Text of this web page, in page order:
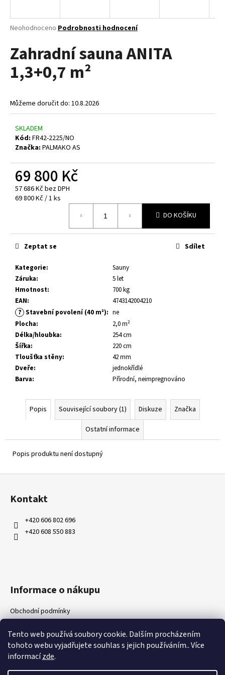
Tento web používá soubory cookie. Dalším procházením
tohoto webu vyjadřujete souhlas s jejich používáním.. Více
informacízde.
Průměrné
produktu
je
0,0
z
Neohodnoceno Podrobnosti hodnocení
Zahradní sauna ANITA
1,3+0,7 m²
Můžeme doručit do: 10.8.2026
SKLADEM
Kód: FR42-2225/NO
Značka: PALMAKO AS
69 800 Kč
57 686 Kč bez DPH
Měrná
69 800 Kč / 1 ks
DO KOŠÍKU
Kategorie:
Sauny
Záruka:
5 let
Hmotnost:
700 kg
EAN: 4743142004210
? Stavební povolení (40 m²): ne
Plocha:
2,0 m²
Délka/hloubka:
254 cm
Šířka:
220 cm
Tloušťka stěny:
42 mm
Dveře:
jednokřídlé
Barva: Přírodní, neimpregnováno
Zeptat se Sdílet
Popis Související soubory (1) Diskuze
Značka
Ostatní informace
Popis produktu není dostupný
j
t
?
HLEDAT
D
o
o
u
m
DĚTSKÉ
HŘIŠTĚ
BRENDA
300
Kč
Z
Kontakt
+420 606 802 696
+420 608 550 883
Informace o nákupu
Obchodní podmínky
Kontakty
Doprava a platby
Napište nám